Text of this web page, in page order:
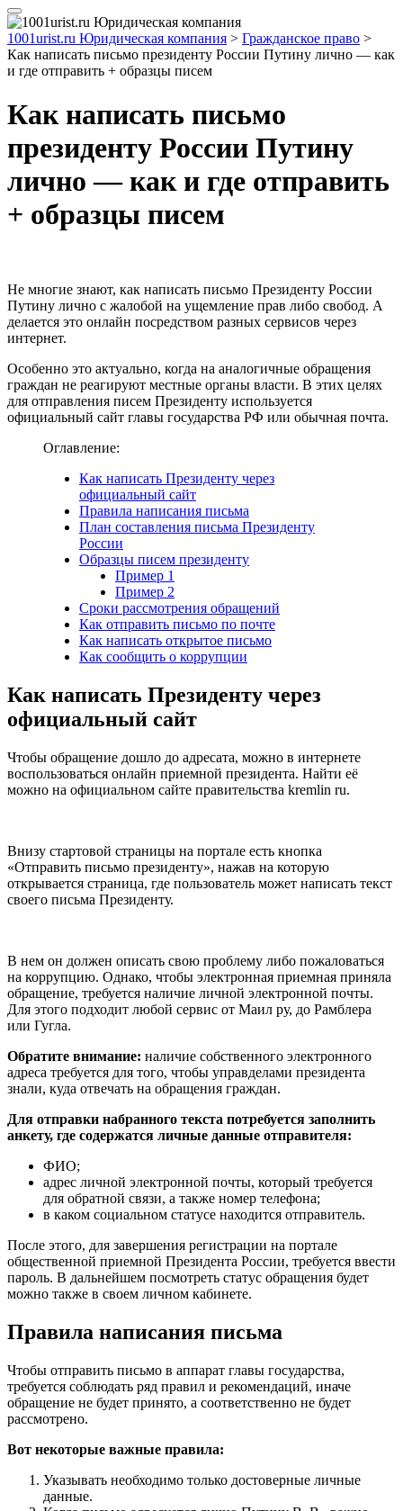
1001urist.ru Юридическая компания > Гражданское право >
Как написать письмо президенту России Путину лично — как
и где отправить + образцы писем
Как написать письмо
президенту России Путину
лично — как и где отправить
+ образцы писем
Не многие знают, как написать письмо Президенту России
Путину лично с жалобой на ущемление прав либо свобод. А
делается это онлайн посредством разных сервисов через
интернет.
Особенно это актуально, когда на аналогичные обращения
граждан не реагируют местные органы власти. В этих целях
для отправления писем Президенту используется
официальный сайт главы государства РФ или обычная почта.
Оглавление:
Как написать Президенту через
официальный сайт
Правила написания письма
План составления письма Президенту
России
Образцы писем президенту
Пример 1
Пример 2
Сроки рассмотрения обращений
Как отправить письмо по почте
Как написать открытое письмо
Как сообщить о коррупции
Как написать Президенту через
официальный сайт
Чтобы обращение дошло до адресата, можно в интернете
воспользоваться онлайн приемной президента. Найти её
можно на официальном сайте правительства kremlin ru.
Внизу стартовой страницы на портале есть кнопка
«Отправить письмо президенту», нажав на которую
открывается страница, где пользователь может написать текст
своего письма Президенту.
В нем он должен описать свою проблему либо пожаловаться
на коррупцию. Однако, чтобы электронная приемная приняла
обращение, требуется наличие личной электронной почты.
Для этого подходит любой сервис от Маил ру, до Рамблера
или Гугла.
Обратите внимание: наличие собственного электронного
адреса требуется для того, чтобы управделами президента
знали, куда отвечать на обращения граждан.
Для отправки набранного текста потребуется заполнить
анкету, где содержатся личные данные отправителя:
ФИО;
адрес личной электронной почты, который требуется
для обратной связи, а также номер телефона;
в каком социальном статусе находится отправитель.
После этого, для завершения регистрации на портале
общественной приемной Президента России, требуется ввести
пароль. В дальнейшем посмотреть статус обращения будет
можно также в своем личном кабинете.
Правила написания письма
Чтобы отправить письмо в аппарат главы государства,
требуется соблюдать ряд правил и рекомендаций, иначе
обращение не будет принято, а соответственно не будет
рассмотрено.
Вот некоторые важные правила:
Указывать необходимо только достоверные личные
данные.